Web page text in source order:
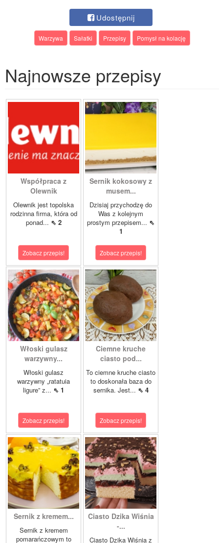
Udostępnij
Warzywa Sałatki Przepisy Pomysł na kolację
Najnowsze przepisy
Współpraca z
Olewnik
Olewnik jest topolska
rodzinna firma, która od
ponad... ⇖ 2
Zobacz przepis!
Sernik kokosowy z
musem...
Dzisiaj przychodzę do
Was z kolejnym
prostym przepisem... ⇖
1
Zobacz przepis!
Włoski gulasz
warzywny...
Włoski gulasz
warzywny „ratatuia
ligure” z... ⇖ 1
Zobacz przepis!
Ciemne kruche
ciasto pod...
To ciemne kruche ciasto
to doskonała baza do
sernika. Jest... ⇖ 4
Zobacz przepis!
Sernik z kremem...
Sernik z kremem
pomarańczowym to
Ciasto Dzika Wiśnia
-...
Ciasto Dzika Wiśnia z